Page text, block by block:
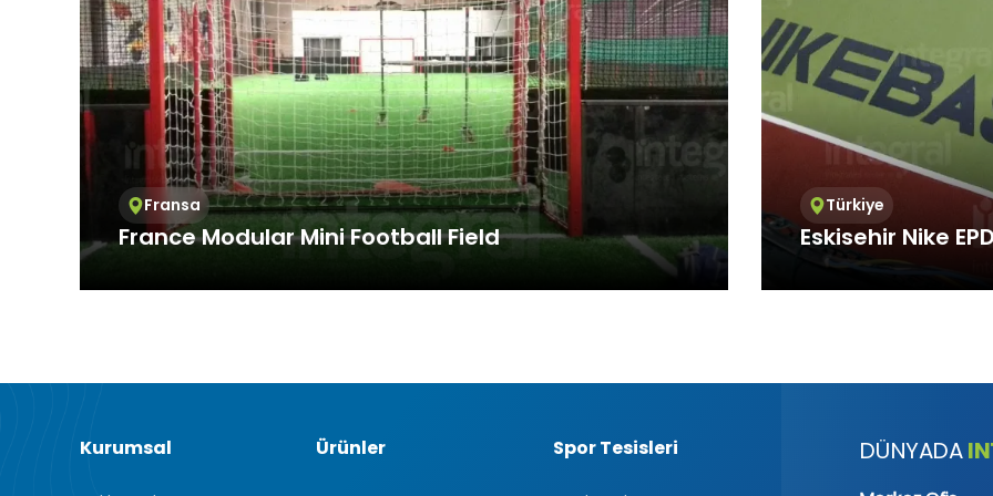
Fransa
France Modular Mini Football Field
Providing service at international standards, Integral Spor
Türkiye
Eskisehir Nike
Integral Spor, which
Kurumsal Ürünler Spor Tesisleri DÜNYADA
3.3.Zorunlu/Teknik Çerezler
Ziyaret ettiğiniz internet sitesinin düzgün şekilde çalışabilmesi için zorunlu
Bu tür çerezlerin amacı, sitenin çalışmasını sağlamak yoluyla gerekli hizmet
Örneğin, internet sitesinin güvenli bölümlerine erişmeye, özelliklerini
üzerinde gezinti yapabilmeye olanak verir.
3.4.Analitik Çerezler
İnternet sitesinin kullanım şekli, ziyaret sıklığı ve sayısı, hakkında bilgi toplayan ve
ziyaretçilerin siteye nasıl geçtiğini gösterirler. Bu tür çerezlerin kullanım amacı,
işleyiş biçimini iyileştirerek performans arttırmak ve genel eğilim yönünü
Ziyaretçi kimliklerinin tespitini sağlayabilecek verileri içermezler. Örneğin,
mesajı sayısı veya en çok ziyaret edilen sayfaları gösterirler.
3.6. Hedefleme/Reklam Çerezleri
alanlarına özelleştirilmiş reklamların sunulmasıdır.